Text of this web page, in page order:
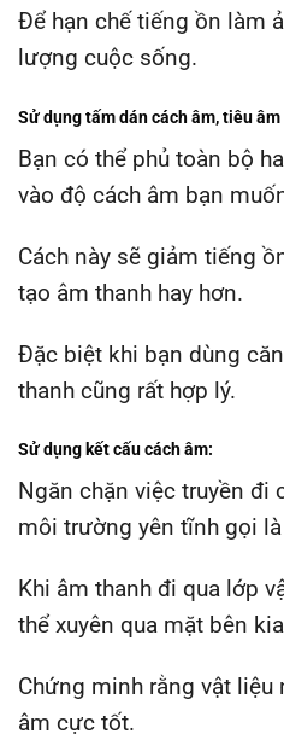
Để hạn chế tiếng ồn làm
lượng cuộc sống.
Sử dụng tấm dán cách âm, tiêu âm
Bạn có thể phủ toàn bộ
vào độ cách âm bạn
Cách này sẽ giảm tiếng
tạo âm thanh hay hơn.
Đặc biệt khi bạn dùng
thanh cũng rất hợp lý.
Sử dụng kết cấu cách âm:
Ngăn chặn việc truyền đi
môi trường yên tĩnh gọi
Khi âm thanh đi qua lớp
thể xuyên qua mặt bên
Chứng minh rằng vật liệu
âm cực tốt.